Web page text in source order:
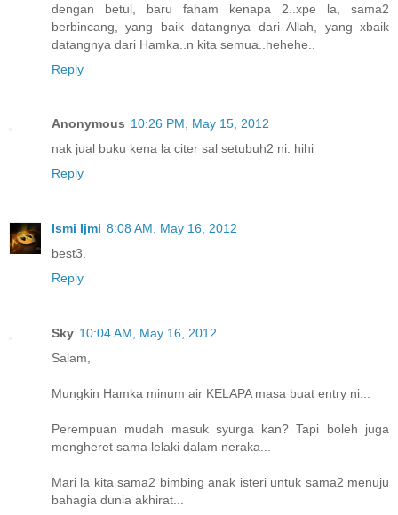
dengan betul, baru faham kenapa 2..xpe la, sama2
berbincang, yang baik datangnya dari Allah, yang xbaik
datangnya dari Hamka..n kita semua..hehehe..
Reply
Anonymous 10:26 PM, May 15, 2012
nak jual buku kena la citer sal setubuh2 ni. hihi
Reply
Ismi Ijmi 8:08 AM, May 16, 2012
best3.
Reply
Sky 10:04 AM, May 16, 2012
Salam,
Mungkin Hamka minum air KELAPA masa buat entry ni...
Perempuan mudah masuk syurga kan? Tapi boleh juga
mengheret sama lelaki dalam neraka...
Mari la kita sama2 bimbing anak isteri untuk sama2 menuju
bahagia dunia akhirat...